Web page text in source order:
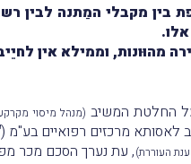
מהוּונות, וממילא אין
החלטת המשיב (מנהל מיסוי
לאסותא מרכזים רפואיים בע"מ (
העוררת), עת נערך הסכם מכר